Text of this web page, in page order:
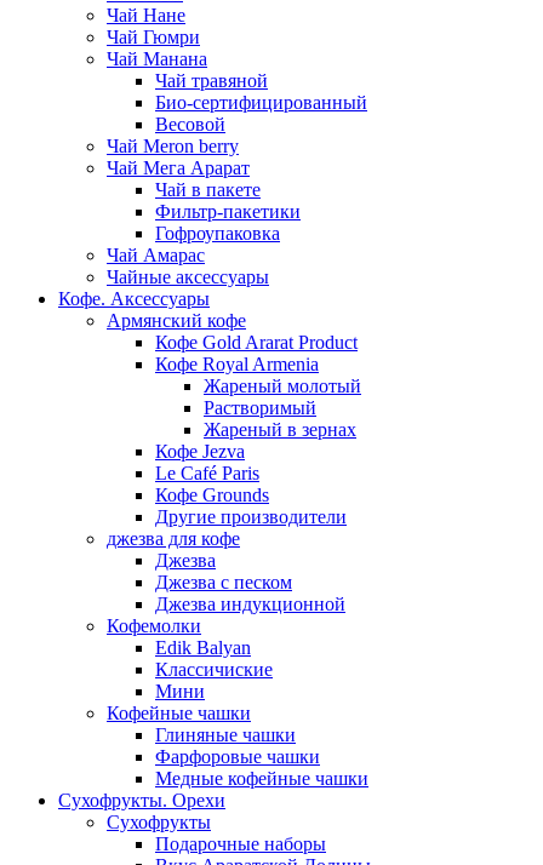
Чай Нане
Чай Гюмри
Чай Манана
Чай травяной
Био-сертифицированный
Весовой
Чай Meron berry
Чай Мега Арарат
Чай в пакете
Фильтр-пакетики
Гофроупаковка
Чай Амарас
Чайные аксессуары
Кофе. Аксессуары
Армянский кофе
Кофе Gold Ararat Product
Кофе Royal Armenia
Жареный молотый
Растворимый
Жареный в зернах
Кофе Jezva
Le Café Paris
Кофе Grounds
Другие производители
джезва для кофе
Джезва
Джезва с песком
Джезва индукционной
Кофемолки
Edik Balyan
Классичиские
Мини
Кофейные чашки
Глиняные чашки
Фарфоровые чашки
Медные кофейные чашки
Сухофрукты. Орехи
Сухофрукты
Подарочные наборы